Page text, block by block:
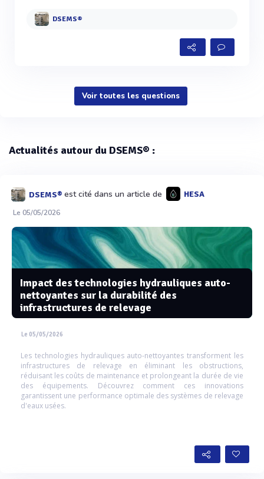
DSEMS®
Voir toutes les questions
Actualités autour du DSEMS® :
DSEMS® est cité dans un article de HESA
Le 05/05/2026
Impact des technologies hydrauliques auto-
nettoyantes sur la durabilité des
infrastructures de relevage
Le 05/05/2026
Les technologies hydrauliques auto-nettoyantes transforment les
infrastructures de relevage en éliminant les obstructions,
réduisant les coûts de maintenance et prolongeant la durée de vie
des équipements. Découvrez comment ces innovations
garantissent une performance optimale des systèmes de relevage
d'eaux usées.